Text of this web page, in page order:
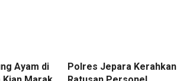
Ayam di
Polres Jepara Kerahkan